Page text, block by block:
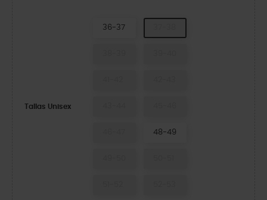
Tallas Unisex
36-37
48-49